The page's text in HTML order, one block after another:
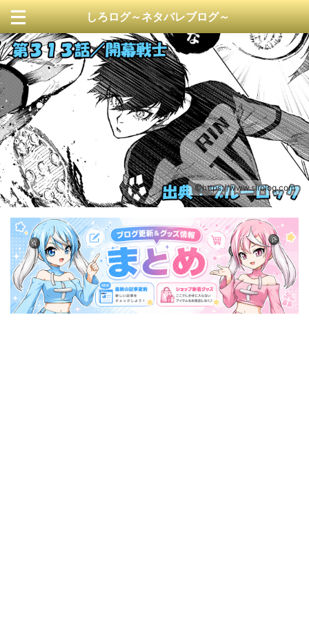
しろログ～ネタバレブログ～
https://www.sirolog.com